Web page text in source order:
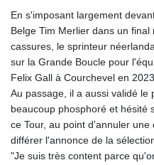
En s'imposant largement
Belge Tim Merlier dans un
cassures, le sprinteur
sur la Grande Boucle pour
Felix Gall à Courchevel en
Au passage, il a aussi validé le
beaucoup phosphoré et hésité
ce Tour, au point d'annuler
différer l'annonce de la
"Je suis très content parce